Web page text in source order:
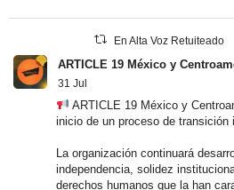
En Alta Voz Retuiteado
ARTICLE 19 México y
31 Jul
ARTICLE 19 México y
inicio de un proceso de transición
La organización continuará
independencia, solidez
derechos humanos que la han